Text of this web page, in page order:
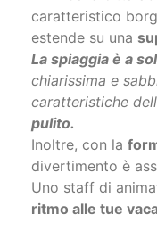
caratteristico
estende su una
La spiaggia è a
chiarissima e
caratteristiche
pulito.
Inoltre, con la
divertimento è
Uno staff di
ritmo alle tue